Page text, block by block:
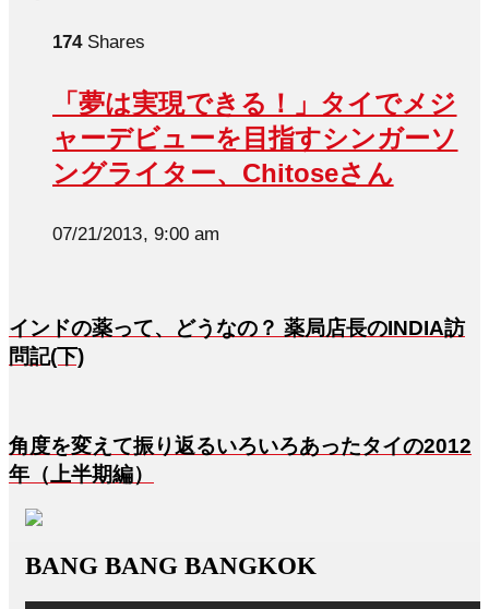
174Shares
「夢は実現できる！」タイでメジ
ャーデビューを目指すシンガーソ
ングライター、Chitoseさん
07/21/2013, 9:00 am
インドの薬って、どうなの？ 薬局店長のINDIA訪
問記(下)
角度を変えて振り返るいろいろあったタイの2012
年（上半期編）
BANG BANG BANGKOK